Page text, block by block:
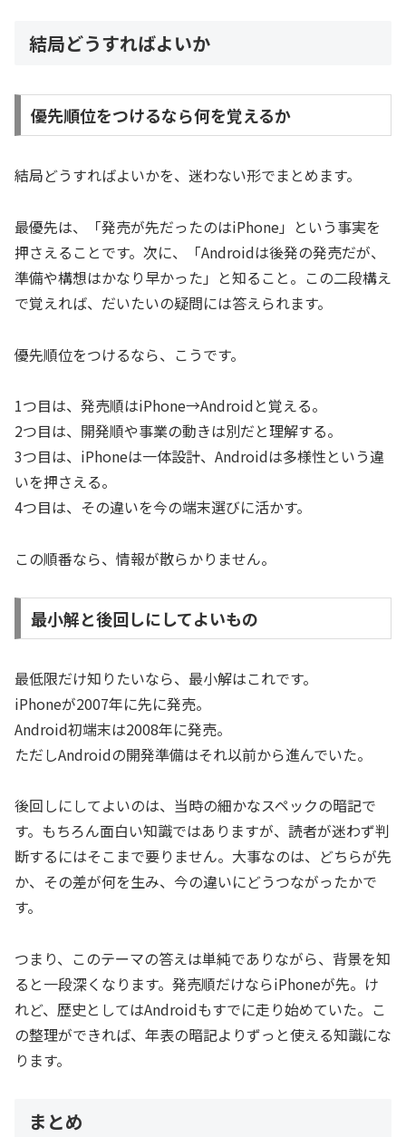
結局どうすればよいか
優先順位をつけるなら何を覚えるか
結局どうすればよいかを、迷わない形でまとめます。
最優先は、「発売が先だったのはiPhone」という事実を
押さえることです。次に、「Androidは後発の発売だが、
準備や構想はかなり早かった」と知ること。この二段構え
で覚えれば、だいたいの疑問には答えられます。
優先順位をつけるなら、こうです。
1つ目は、発売順はiPhone→Androidと覚える。
2つ目は、開発順や事業の動きは別だと理解する。
3つ目は、iPhoneは一体設計、Androidは多様性という違
いを押さえる。
4つ目は、その違いを今の端末選びに活かす。
この順番なら、情報が散らかりません。
最小解と後回しにしてよいもの
最低限だけ知りたいなら、最小解はこれです。
iPhoneが2007年に先に発売。
Android初端末は2008年に発売。
ただしAndroidの開発準備はそれ以前から進んでいた。
後回しにしてよいのは、当時の細かなスペックの暗記で
す。もちろん面白い知識ではありますが、読者が迷わず判
断するにはそこまで要りません。大事なのは、どちらが先
か、その差が何を生み、今の違いにどうつながったかで
す。
つまり、このテーマの答えは単純でありながら、背景を知
ると一段深くなります。発売順だけならiPhoneが先。け
れど、歴史としてはAndroidもすでに走り始めていた。こ
の整理ができれば、年表の暗記よりずっと使える知識にな
ります。
まとめ